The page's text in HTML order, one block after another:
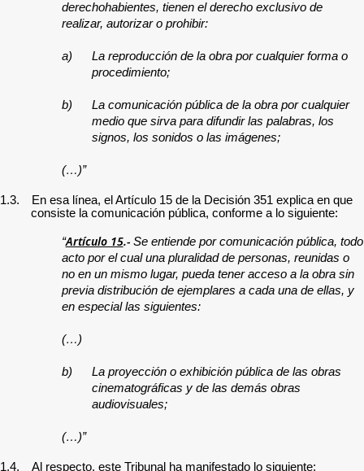
derechohabientes, tienen el derecho exclusivo de
realizar, autorizar o prohibir:
a) La reproducción de la obra por cualquier forma o
procedimiento;
b) La comunicación pública de la obra por cualquier
medio que sirva para difundir las palabras, los
signos, los sonidos o las imágenes;
(…)”
1.3.
En esa línea, el Artículo 15 de la Decisión 351 explica en que
consiste la comunicación pública, conforme a lo siguiente:
“Artículo 15.-Se entiende por comunicación pública, todo
acto por el cual una pluralidad de personas, reunidas o
no en un mismo lugar, pueda tener acceso a la obra sin
previa distribución de ejemplares a cada una de ellas, y
en especial las siguientes:
(…)
b) La proyección o exhibición pública de las obras
cinematográficas y de las demás obras
audiovisuales;
(…)”
1.4. Al respecto, este Tribunal ha manifestado lo siguiente: